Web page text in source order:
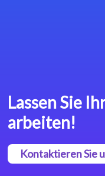
Lassen Sie
arbeiten!
Kontaktieren Sie